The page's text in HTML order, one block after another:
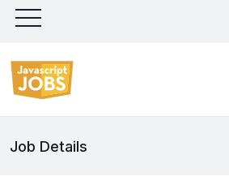
Job Details